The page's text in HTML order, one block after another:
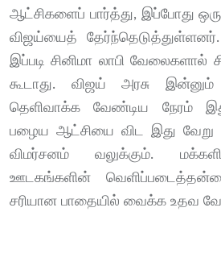
ஆட்சிகளைப் பார்த்து, இப்போது ஒரு
விஜய்யைத்
இப்படி சினிமா லாபி
கூடாது. விஜய் அரசு
தெளிவாக்க வேண்டிய நேரம்
பழைய ஆட்சியை விட இது வேறு
விமர்சனம் வலுக்கும்.
ஊடகங்களின்
சரியான பாதையில் வைக்க உதவ